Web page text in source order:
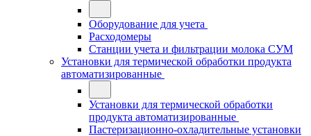
Оборудование для учета
Расходомеры
Станции учета и фильтрации молока СУМ
Установки для термической обработки продукта
автоматизированные
Установки для термической обработки
продукта автоматизированные
Пастеризационно-охладительные установки